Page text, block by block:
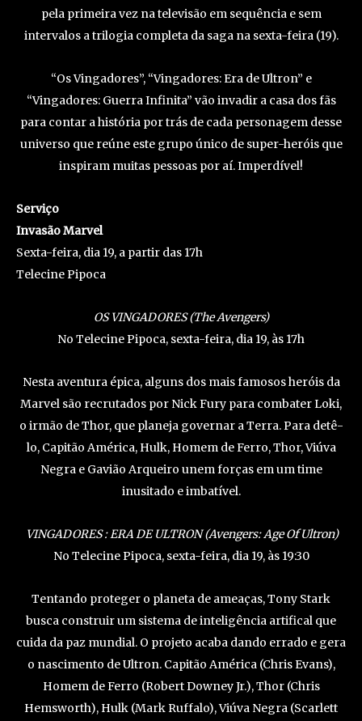
pela primeira vez na televisão em sequência e sem
intervalos a trilogia completa da saga na sexta-feira (19).
“Os Vingadores”, “Vingadores: Era de Ultron” e
“Vingadores: Guerra Infinita” vão invadir a casa dos fãs
para contar a história por trás de cada personagem desse
universo que reúne este grupo único de super-heróis que
inspiram muitas pessoas por aí. Imperdível!
Serviço
Invasão Marvel
Sexta-feira, dia 19, a partir das 17h
Telecine Pipoca
OS VINGADORES (The Avengers)
No Telecine Pipoca, sexta-feira, dia 19, às 17h
Nesta aventura épica, alguns dos mais famosos heróis da
Marvel são recrutados por Nick Fury para combater Loki,
o irmão de Thor, que planeja governar a Terra. Para detê-
lo, Capitão América, Hulk, Homem de Ferro, Thor, Viúva
Negra e Gavião Arqueiro unem forças em um time
inusitado e imbatível.
VINGADORES : ERA DE ULTRON (Avengers: Age Of Ultron)
No Telecine Pipoca, sexta-feira, dia 19, às 19:30
Tentando proteger o planeta de ameaças, Tony Stark
busca construir um sistema de inteligência artifical que
cuida da paz mundial. O projeto acaba dando errado e gera
o nascimento de Ultron. Capitão América (Chris Evans),
Homem de Ferro (Robert Downey Jr.), Thor (Chris
Hemsworth), Hulk (Mark Ruffalo), Viúva Negra (Scarlett